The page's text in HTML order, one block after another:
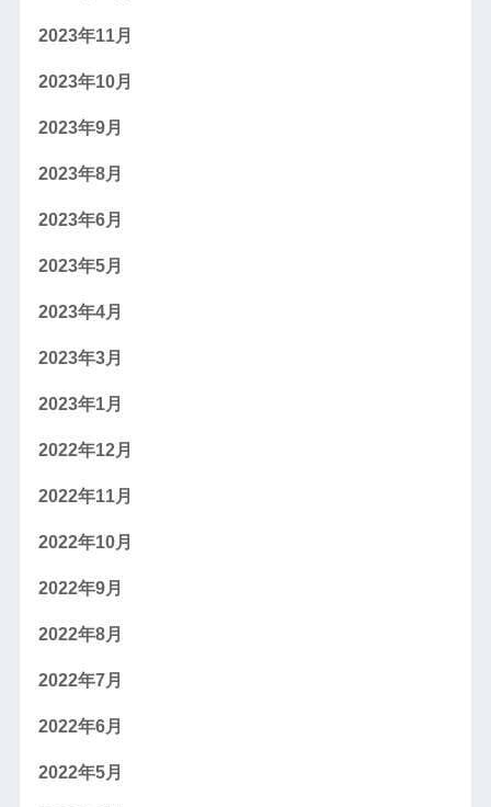
2023年11月
2023年10月
2023年9月
2023年8月
2023年6月
2023年5月
2023年4月
2023年3月
2023年1月
2022年12月
2022年11月
2022年10月
2022年9月
2022年8月
2022年7月
2022年6月
2022年5月